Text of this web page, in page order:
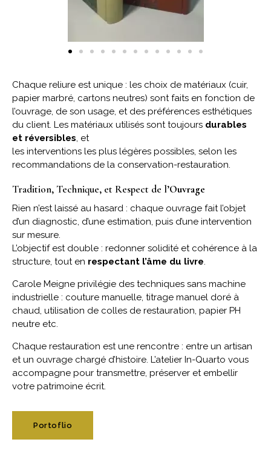
Chaque reliure est unique : les choix de matériaux (cuir,
papier marbré, cartons neutres) sont faits en fonction de
l’ouvrage, de son usage, et des préférences esthétiques
du client. Les matériaux utilisés sont toujours durables
et réversibles, et
les interventions les plus légères possibles, selon les
recommandations de la conservation-restauration.
Tradition, Technique, et Respect de l’Ouvrage
Rien n’est laissé au hasard : chaque ouvrage fait l’objet
d’un diagnostic, d’une estimation, puis d’une intervention
sur mesure.
L’objectif est double : redonner solidité et cohérence à la
structure, tout en respectant l’âme du livre.
Carole Meigne privilégie des techniques sans machine
industrielle : couture manuelle, titrage manuel doré à
chaud, utilisation de colles de restauration, papier PH
neutre etc.
Chaque restauration est une rencontre : entre un artisan
et un ouvrage chargé d’histoire. L’atelier In-Quarto vous
accompagne pour transmettre, préserver et embellir
votre patrimoine écrit.
Portoflio